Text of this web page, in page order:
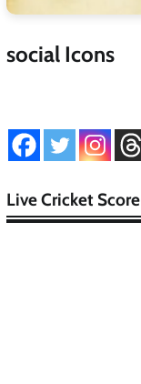
social Icons
Live Cricket Score